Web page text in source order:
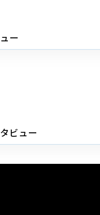
ー
ビュー